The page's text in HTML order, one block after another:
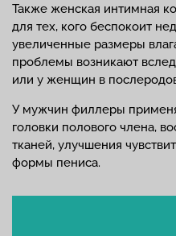
Также женская интимная
для тех, кого беспокоит
увеличенные размеры
проблемы возникают
или у женщин в
У мужчин филлеры
головки полового члена,
тканей, улучшения
формы пениса.